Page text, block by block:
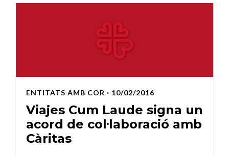
ENTITATS AMB COR · 10/02/2016
Viajes Cum Laude signa un
acord de col·laboració amb
Càritas